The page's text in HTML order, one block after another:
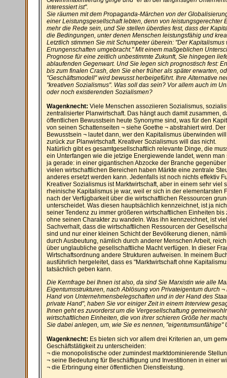
interessiert ist".
Sie räumen mit dem Propaganda-Märchen von der
einer Leistungsgesellschaft lebten, denn von leistungsgerechter
mehr die Rede sein, und Sie stellen überdies fest, dass der
die Bedingungen, unter denen Menschen leistungsfähig und
Letztlich stimmen Sie mit Schumpeter überein: "Der
Errungenschaften umgebracht." Mit einem maßgeblichen
Prognose für eine zeitlich unbestimmte Zukunft, Sie hingegen
ablaufenden Gegenwart. Und Sie legen sich prognostisch fest:
bis zum finalen Crash, den Sie eher früher als später erwarten,
"Geschäftsmodell" wird bewusst herbeigeführt. Ihre Alternative
"kreativen Sozialismus". Was soll das sein? Vor allem auch im
oder noch existierenden Sozialismen?
Wagenknecht: Viele Menschen assoziieren Sozialismus,
zentralisierter Planwirtschaft. Das hängt auch damit zusammen,
öffentlichen Bewusstsein heute Synonyme sind, was für den
von seinen Schattenseiten ¬ siehe Goethe ¬ abstrahiert wird.
Bewusstsein ¬ lautet dann, wer den Kapitalismus überwinden
zurück zur Planwirtschaft. Kreativer Sozialismus will das nicht.
Natürlich gibt es gesamtgesellschaftlich relevante Dinge, die
ein Unterfangen wie die jetzige Energiewende landet, wenn
ja gerade: in einer gigantischen Abzocke der Branche
vielen wirtschaftlichen Bereichen haben Märkte eine zentrale
anderes ersetzt werden kann. Jedenfalls ist noch nichts effektiv
Kreativer Sozialismus ist Marktwirtschaft, aber in einem sehr viel
rheinische Kapitalismus je war, weil er sich in der elementarsten
nach der Verfügbarkeit über die wirtschaftlichen Ressourcen
unterscheidet. Was diesen hauptsächlich kennzeichnet, ist ja
seiner Tendenz zu immer größeren wirtschaftlichen Einheiten
ohne seinen Charakter zu wandeln. Was ihn kennzeichnet, ist
Sachverhalt, dass die wirtschaftlichen Ressourcen der
sind und nur einer kleinen Schicht der Bevölkerung dienen,
durch Ausbeutung, nämlich durch anderer Menschen Arbeit,
über unglaubliche gesellschaftliche Macht verfügen. In dieser
Wirtschaftsordnung andere Strukturen aufweisen. In meinem
ausführlich hergeleitet, dass es "Marktwirtschaft ohne
tatsächlich geben kann.
Die Kernfrage bei Ihnen ist also, da sind Sie Marxistin wie alle
Eigentumsstrukturen, nach Ablösung von Privateigentum durch
Hand von Unternehmensbelegschaften und in der Hand des
private Hand", haben Sie vor einiger Zeit in einem Interview
Ihnen geht es zuvorderst um die Vergesellschaftung
wirtschaftlichen Einheiten, die von ihrer schieren Größe her
Sie dabei anlegen, um, wie Sie es nennen, "eigentumsunfähige"
Wagenknecht: Es bieten sich vor allem drei Kriterien an, um
Geschäftstätigkeit zu unterscheiden:
¬ die monopolistische oder zumindest marktdominierende
¬ seine Bedeutung für Beschäftigung und Investitionen in einer
¬ die Erbringung einer öffentlichen Dienstleistung.